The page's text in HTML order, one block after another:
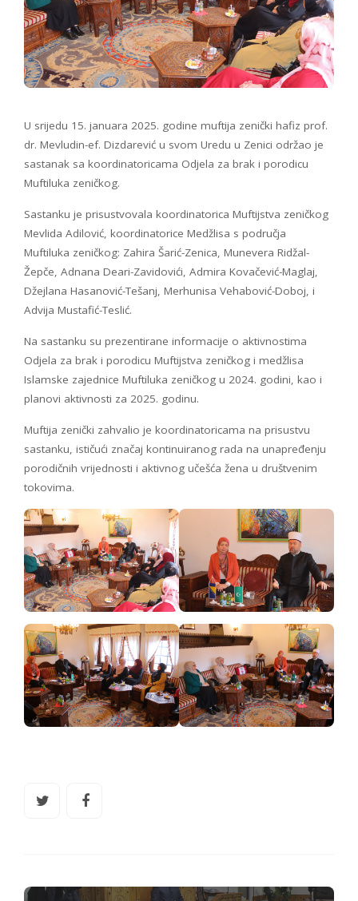
U srijedu 15. januara 2025. godine muftija zenički hafiz prof.
dr. Mevludin-ef. Dizdarević u svom Uredu u Zenici održao je
sastanak sa koordinatoricama Odjela za brak i porodicu
Muftiluka zeničkog.
Sastanku je prisustvovala koordinatorica Muftijstva zeničkog
Mevlida Adilović, koordinatorice Medžlisa s područja
Muftiluka zeničkog: Zahira Šarić-Zenica, Munevera Ridžal-
Žepče, Adnana Deari-Zavidovići, Admira Kovačević-Maglaj,
Džejlana Hasanović-Tešanj, Merhunisa Vehabović-Doboj, i
Advija Mustafić-Teslić.
Na sastanku su prezentirane informacije o aktivnostima
Odjela za brak i porodicu Muftijstva zeničkog i medžlisa
Islamske zajednice Muftiluka zeničkog u 2024. godini, kao i
planovi aktivnosti za 2025. godinu.
Muftija zenički zahvalio je koordinatoricama na prisustvu
sastanku, ističući značaj kontinuiranog rada na unapređenju
porodičnih vrijednosti i aktivnog učešća žena u društvenim
tokovima.